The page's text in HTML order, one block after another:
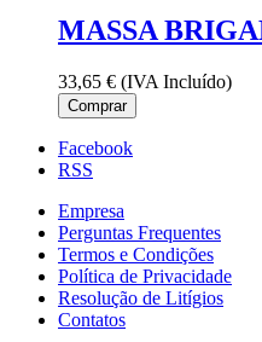
MASSA
33,65 € (IVA Incluído)
Comprar
Facebook
RSS
Empresa
Perguntas Frequentes
Termos e Condições
Política de Privacidade
Resolução de Litígios
Contatos